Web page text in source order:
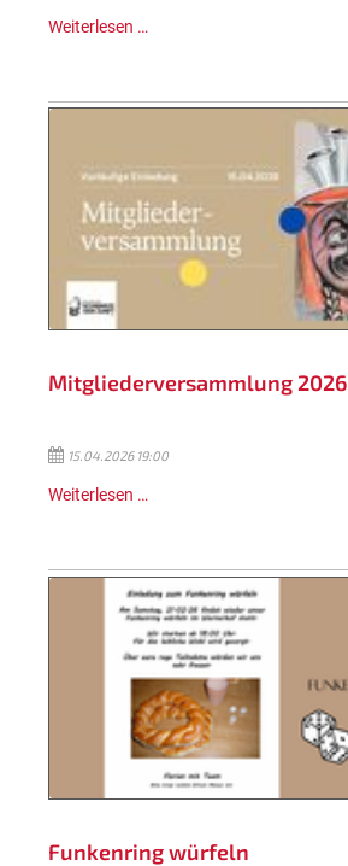
Weiterlesen …
Mitgliederversammlung 2026
15.04.2026 19:00
Weiterlesen …
Funkenring würfeln